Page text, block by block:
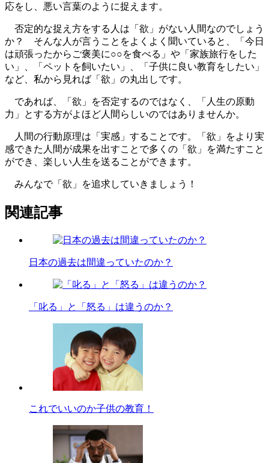
応をし、悪い言葉のように捉えます。
否定的な捉え方をする人は「欲」がない人間なのでしょう
か？ そんな人が言うことをよくよく聞いていると、「今日
は頑張ったからご褒美に○○を食べる」や「家族旅行をした
い」、「ペットを飼いたい」、「子供に良い教育をしたい」
など、私から見れば「欲」の丸出しです。
であれば、「欲」を否定するのではなく、「人生の原動
力」とする方がよほど人間らしいのではありませんか。
人間の行動原理は「実感」することです。「欲」をより実
感できた人間が成果を出すことで多くの「欲」を満たすこと
ができ、楽しい人生を送ることができます。
みんなで「欲」を追求していきましょう！
関連記事
日本の過去は間違っていたのか？
「叱る」と「怒る」は違うのか？
これでいいのか子供の教育！